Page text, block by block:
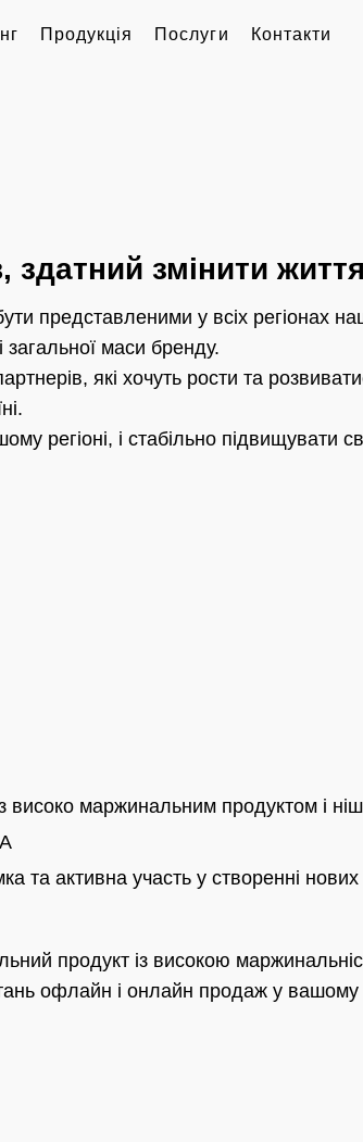
Продукція Послуги Контакти
здатний змінити
представленими у всіх регіонах
загальної маси бренду.
які хочуть рости та
регіоні, і стабільно підвищувати
високо маржинальним продуктом і
та активна участь у створенні нових
продукт із високою
офлайн і онлайн продаж у